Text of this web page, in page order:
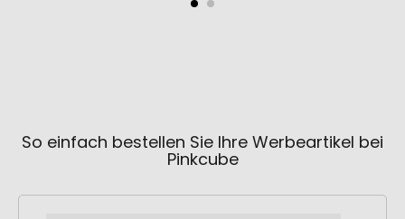
So einfach bestellen Sie Ihre Werbeartikel bei
Pinkcube